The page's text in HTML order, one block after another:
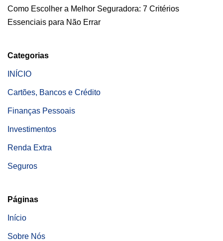
Como Escolher a Melhor Seguradora: 7 Critérios
Essenciais para Não Errar
Categorias
INÍCIO
Cartões, Bancos e Crédito
Finanças Pessoais
Investimentos
Renda Extra
Seguros
Páginas
Início
Sobre Nós